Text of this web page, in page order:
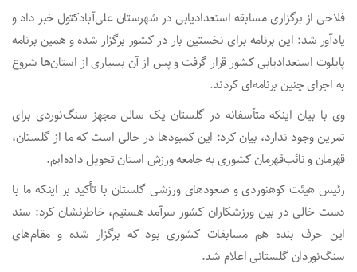
فلاحی از برگزاری مسابقه استعدادیابی در شهرستان علی‌آبادکتول خبر داد و
یادآور شد: این برنامه برای نخستین بار در کشور برگزار شده و همین برنامه
پایلوت استعدادیابی کشور قرار گرفت و پس از آن بسیاری از استان‌ها شروع
به اجرای چنین برنامه‌ای کردند.
وی با بیان اینکه متأسفانه در گلستان یک سالن مجهز سنگ‌نوردی برای
تمرین وجود ندارد، بیان کرد: این کمبودها در حالی است که ما از گلستان،
قهرمان و نائب‌قهرمان کشوری به جامعه ورزش استان تحویل داده‌ایم.
رئیس هیئت کوهنوردی و صعودهای ورزشی گلستان با تأکید بر اینکه ما با
دست خالی در بین ورزشکاران کشور سرآمد هستیم، خاطرنشان کرد: سند
این حرف بنده هم مسابقات کشوری بود که برگزار شده و مقام‌های
سنگ‌نوردان گلستانی اعلام شد.